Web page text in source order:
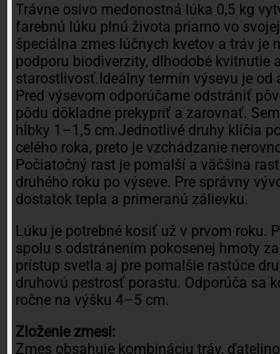
Trávne osivo medonostná lúka 0,5 kg
farebnú lúku plnú života priamo vo
špeciálna zmes lúčnych kvetov a tráv je
podporu biodiverzity, dlhodobé kvitnutie
starostlivosť.Ideálny termín výsevu je od
Pred výsevom odporúčame odstrániť
pôdu dôkladne prekypriť a zarovnať.
hĺbky 1–1,5 cm.Jednotlivé druhy klíčia
celého roka, preto je vzchádzanie
Počiatočný rast je pomalší a väčšina
druhého roku po výseve. Pre správny
dostatok tepla a primeranú zálievku.
Lúku je potrebné kosiť už v prvom roku.
spolu s odstránením pokosenej hmoty
prístup svetla aj pre pomalšie rastúce
druhovú pestrosť porastu. Odporúča sa
ročne na výšku 4–5 cm.
Zloženie zmesi:
Zmes obsahuje kombináciu tráv,